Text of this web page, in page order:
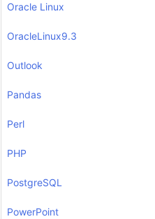
Oracle Linux
OracleLinux9.3
Outlook
Pandas
Perl
PHP
PostgreSQL
PowerPoint